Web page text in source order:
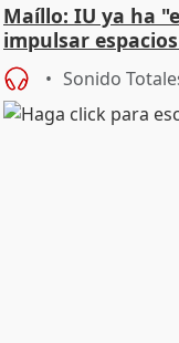
Maíllo: IU ya ha
impulsar
Sonido